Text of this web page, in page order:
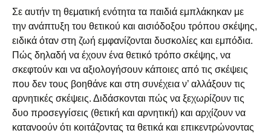
Σε αυτήν τη θεματική ενότητα τα παιδιά εμπλάκηκαν με
την ανάπτυξη του θετικού και αισιόδοξου τρόπου σκέψης,
ειδικά όταν στη ζωή εμφανίζονται δυσκολίες και εμπόδια.
Πώς δηλαδή να έχουν ένα θετικό τρόπο σκέψης, να
σκεφτούν και να αξιολογήσουν κάποιες από τις σκέψεις
που δεν τους βοηθάνε και στη συνέχεια ν’ αλλάξουν τις
αρνητικές σκέψεις. Διδάσκονται πώς να ξεχωρίζουν τις
δυο προσεγγίσεις (θετική και αρνητική) και αρχίζουν να
κατανοούν ότι κοιτάζοντας τα θετικά και επικεντρώνοντας